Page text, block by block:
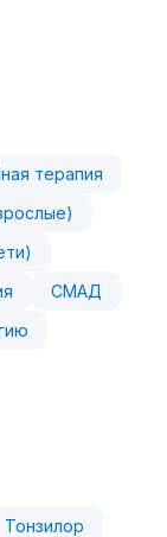
терапия
СМАД
Тонзилор